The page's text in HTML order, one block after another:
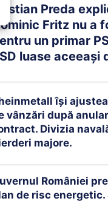
Preda
Fritz nu a
un primar
luase aceeași
își
vânzări după
Divizia
majore.
României
de risc energetic.